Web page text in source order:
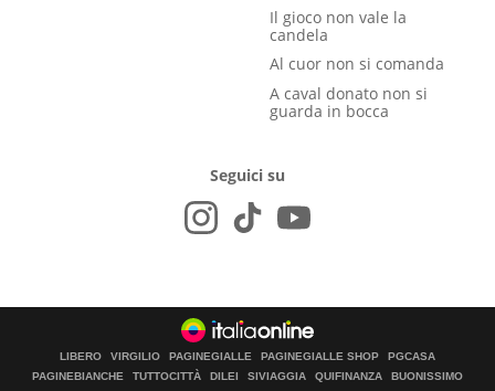
Il gioco non vale la
candela
Al cuor non si comanda
A caval donato non si
guarda in bocca
Seguici su
LIBERO VIRGILIO PAGINEGIALLE PAGINEGIALLE SHOP
PGCASA
PAGINEBIANCHE
TUTTOCITTÀ DILEI SIVIAGGIA QUIFINANZA
BUONISSIMO